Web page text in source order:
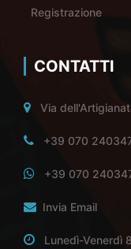
Registrazione
CONTATTI
Via
+39 070
+39 070
Invia Email
Lunedì-Venerdì